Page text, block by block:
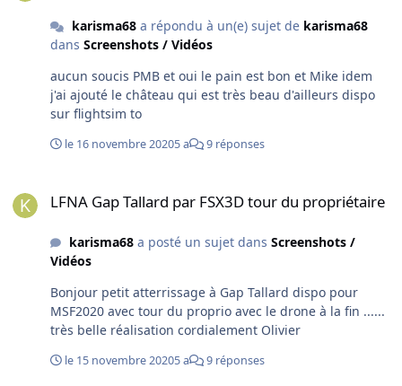
karisma68a répondu à un(e) sujet de karisma68
dans Screenshots / Vidéos
aucun soucis PMB et oui le pain est bon et Mike idem
j'ai ajouté le château qui est très beau d'ailleurs dispo
sur flightsim to
le 16 novembre 20205 a 9 réponses
LFNA Gap Tallard par FSX3D tour du propriétaire
karisma68a posté un sujet dans Screenshots /
Vidéos
Bonjour petit atterrissage à Gap Tallard dispo pour
MSF2020 avec tour du proprio avec le drone à la fin ......
très belle réalisation cordialement Olivier
le 15 novembre 20205 a 9 réponses